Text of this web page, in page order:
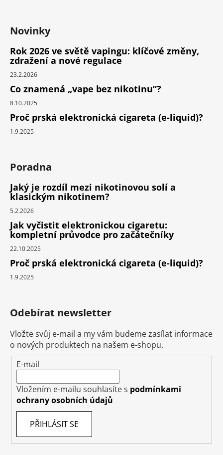
Novinky
Rok 2026 ve světě vapingu: klíčové změny,
zdražení a nové regulace
23.2.2026
Co znamená „vape bez nikotinu“?
8.10.2025
Proč prská elektronická cigareta (e-liquid)?
1.9.2025
Poradna
Jaký je rozdíl mezi nikotinovou solí a
klasickým nikotinem?
5.2.2026
Jak vyčistit elektronickou cigaretu:
kompletní průvodce pro začátečníky
22.10.2025
Proč prská elektronická cigareta (e-liquid)?
1.9.2025
Odebírat newsletter
Vložte svůj e-mail a my vám budeme zasílat informace
o nových produktech na našem e-shopu.
E-mail
Vložením e-mailu souhlasíte s podmínkami
ochrany osobních údajů
PŘIHLÁSIT SE